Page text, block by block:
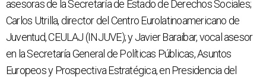
asesoras de la Secretaría de Estado de Derechos Sociales;
Carlos Utrilla, director del Centro Eurolatinoamericano de
Juventud, CEULAJ (INJUVE); y Javier Baraibar, vocal asesor
en la Secretaría General de Políticas Públicas, Asuntos
Europeos y Prospectiva Estratégica, en Presidencia del